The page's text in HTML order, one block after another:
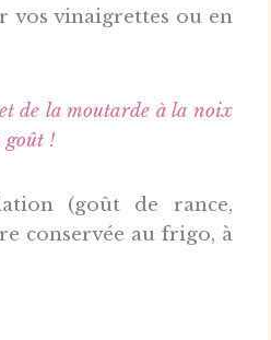
vos vinaigrettes ou en
de la moutarde à la noix
goût !
(goût de rance,
conservée au frigo, à